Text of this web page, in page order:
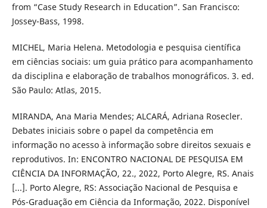
from “Case Study Research in Education”. San Francisco:
Jossey-Bass, 1998.
MICHEL, Maria Helena. Metodologia e pesquisa científica
em ciências sociais: um guia prático para acompanhamento
da disciplina e elaboração de trabalhos monográficos. 3. ed.
São Paulo: Atlas, 2015.
MIRANDA, Ana Maria Mendes; ALCARÁ, Adriana Rosecler.
Debates iniciais sobre o papel da competência em
informação no acesso à informação sobre direitos sexuais e
reprodutivos. In: ENCONTRO NACIONAL DE PESQUISA EM
CIÊNCIA DA INFORMAÇÃO, 22., 2022, Porto Alegre, RS. Anais
[...]. Porto Alegre, RS: Associação Nacional de Pesquisa e
Pós-Graduação em Ciência da Informação, 2022. Disponível